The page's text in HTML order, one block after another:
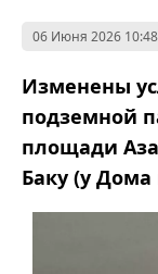
06 Июня 2026 10:48
Изменены
подземной
площади
Баку (у Дома